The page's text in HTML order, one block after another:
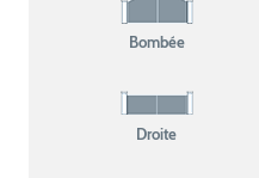
Bombée
Droite